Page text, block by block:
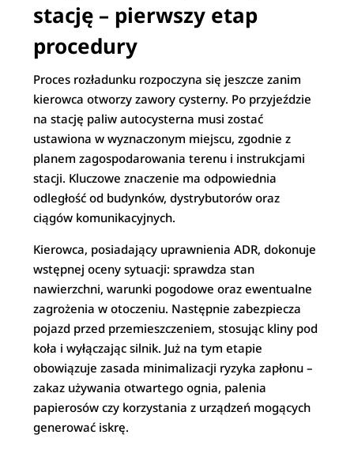
stację – pierwszy etap
procedury
Proces rozładunku rozpoczyna się jeszcze zanim
kierowca otworzy zawory cysterny. Po przyjeździe
na stację paliw autocysterna musi zostać
ustawiona w wyznaczonym miejscu, zgodnie z
planem zagospodarowania terenu i instrukcjami
stacji. Kluczowe znaczenie ma odpowiednia
odległość od budynków, dystrybutorów oraz
ciągów komunikacyjnych.
Kierowca, posiadający uprawnienia ADR, dokonuje
wstępnej oceny sytuacji: sprawdza stan
nawierzchni, warunki pogodowe oraz ewentualne
zagrożenia w otoczeniu. Następnie zabezpiecza
pojazd przed przemieszczeniem, stosując kliny pod
koła i wyłączając silnik. Już na tym etapie
obowiązuje zasada minimalizacji ryzyka zapłonu –
zakaz używania otwartego ognia, palenia
papierosów czy korzystania z urządzeń mogących
generować iskrę.